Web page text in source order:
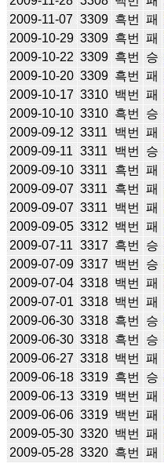
2009-11-07 3309 흑번 패
2009-10-29 3309 흑번 패
2009-10-22 3309 흑번 승
2009-10-20 3309 흑번 패
2009-10-17 3310 백번 패
2009-10-10 3310 흑번 승
2009-09-12 3311 백번 패
2009-09-11 3311 백번 승
2009-09-10 3311 흑번 패
2009-09-07 3311 흑번 패
2009-09-07 3311 백번 패
2009-09-05 3312 백번 패
2009-07-11 3317 흑번 승
2009-07-09 3317 백번 승
2009-07-04 3318 백번 패
2009-07-01 3318 백번 패
2009-06-30 3318 흑번 승
2009-06-30 3318 흑번 승
2009-06-27 3318 백번 패
2009-06-18 3319 흑번 승
2009-06-13 3319 백번 패
2009-06-06 3319 백번 패
2009-05-30 3320 백번 패
2009-05-28 3320 흑번 패